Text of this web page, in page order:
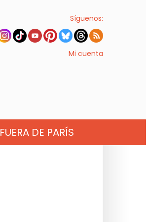
Síguenos:
Mi cuenta
FUERA DE PARÍS